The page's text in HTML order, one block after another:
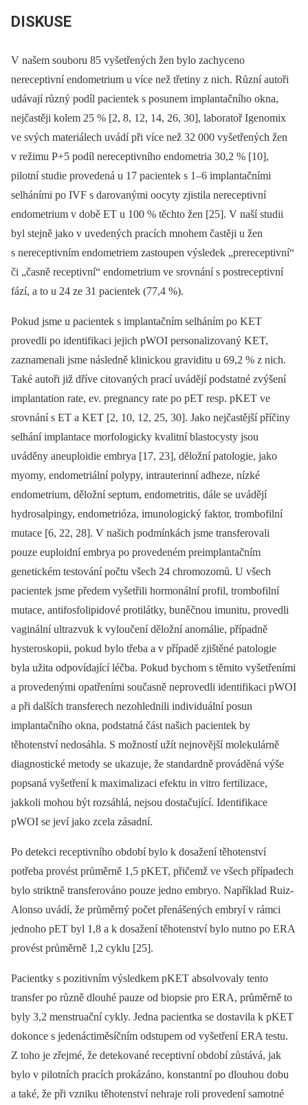
DISKUSE
V našem souboru 85 vyšetřených žen bylo zachyceno
nereceptivní endometrium u více než třetiny z nich. Různí autoři
udávají různý podíl pacientek s posunem implantačního okna,
nejčastěji kolem 25 % [2, 8, 12, 14, 26, 30], laboratoř Igenomix
ve svých materiálech uvádí při více než 32 000 vyšetřených žen
v režimu P+5 podíl nereceptivního endometria 30,2 % [10],
pilotní studie provedená u 17 pacientek s 1–6 implantačními
selháními po IVF s darovanými oocyty zjistila nereceptivní
endometrium v době ET u 100 % těchto žen [25]. V naší studii
byl stejně jako v uvedených pracích mnohem častěji u žen
s nereceptivním endometriem zastoupen výsledek „prereceptivní“
či „časně receptivní“ endometrium ve srovnání s postreceptivní
fází, a to u 24 ze 31 pacientek (77,4 %).
Pokud jsme u pacientek s implantačním selháním po KET
provedli po identifikaci jejich pWOI personalizovaný KET,
zaznamenali jsme následně klinickou graviditu u 69,2 % z nich.
Také autoři již dříve citovaných prací uvádějí podstatné zvýšení
implantation rate, ev. pregnancy rate po pET resp. pKET ve
srovnání s ET a KET [2, 10, 12, 25, 30]. Jako nejčastější příčiny
selhání implantace morfologicky kvalitní blastocysty jsou
uváděny aneuploidie embrya [17, 23], děložní patologie, jako
myomy, endometriální polypy, intrauterinní adheze, nízké
endometrium, děložní septum, endometritis, dále se uvádějí
hydrosalpingy, endometrióza, imunologický faktor, trombofilní
mutace [6, 22, 28]. V našich podmínkách jsme transferovali
pouze euploidní embrya po provedeném preimplantačním
genetickém testování počtu všech 24 chromozomů. U všech
pacientek jsme předem vyšetřili hormonální profil, trombofilní
mutace, antifosfolipidové protilátky, buněčnou imunitu, provedli
vaginální ultrazvuk k vyloučení děložní anomálie, případně
hysteroskopii, pokud bylo třeba a v případě zjištěné patologie
byla užita odpovídající léčba. Pokud bychom s těmito vyšetřeními
a provedenými opatřeními současně neprovedli identifikaci pWOI
a při dalších transferech nezohlednili individuální posun
implantačního okna, podstatná část našich pacientek by
těhotenství nedosáhla. S možností užít nejnovější molekulárně
diagnostické metody se ukazuje, že standardně prováděná výše
popsaná vyšetření k maximalizaci efektu in vitro fertilizace,
jakkoli mohou být rozsáhlá, nejsou dostačující. Identifikace
pWOI se jeví jako zcela zásadní.
Po detekci receptivního období bylo k dosažení těhotenství
potřeba provést průměrně 1,5 pKET, přičemž ve všech případech
bylo striktně transferováno pouze jedno embryo. Například Ruiz-
Alonso uvádí, že průměrný počet přenášených embryí v rámci
jednoho pET byl 1,8 a k dosažení těhotenství bylo nutno po ERA
provést průměrně 1,2 cyklu [25].
Pacientky s pozitivním výsledkem pKET absolvovaly tento
transfer po různě dlouhé pauze od biopsie pro ERA, průměrně to
byly 3,2 menstruační cykly. Jedna pacientka se dostavila k pKET
dokonce s jedenáctiměsíčním odstupem od vyšetření ERA testu.
Z toho je zřejmé, že detekované receptivní období zůstává, jak
bylo v pilotních pracích prokázáno, konstantní po dlouhou dobu
a také, že při vzniku těhotenství nehraje roli provedení samotné